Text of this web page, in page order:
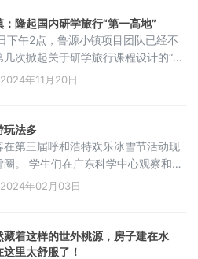
：隆起国内研学旅行“第一高地”
下午2点，鲁源小镇项目团队已经不
次掀起关于研学旅行课程设计的“头
。来自江苏无锡的拈花湾创意团体先
份181页的PPT，系统阐释了自己设
合度、文化创意边界等展开了深度的
，不知不觉间，窗外的天黑了下来。
虽然当下的研学旅游日趋成
注重文化阐发和孩子们的体验，但
然流于
2024年11月20日
玩法多
在第三届呼和浩特欢乐冰雪节活动现
圈。 学生们在广东科学中心观察和体
”放电现象。寒假来临，学生成为旅
力军，亲子游、研学游迎来出游高
、出境研学游等产品备受青睐。南北
势某旅游网近日发布的《2024寒假亲
2024年02月03日
藏着这样的世外桃源，房子建在水
这里太舒服了！